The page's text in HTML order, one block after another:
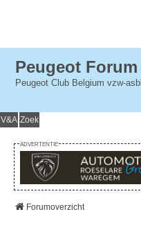
Peugeot Forum
Peugeot Club Belgium vzw-asbl
V&A Zoek
ADVERTENTIE
Forumoverzicht